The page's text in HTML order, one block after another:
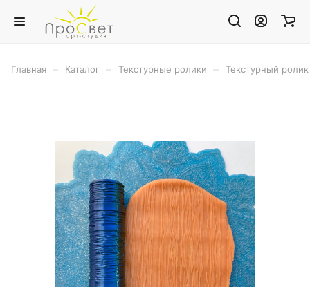
Главная Каталог Текстурные ролики Текстурный